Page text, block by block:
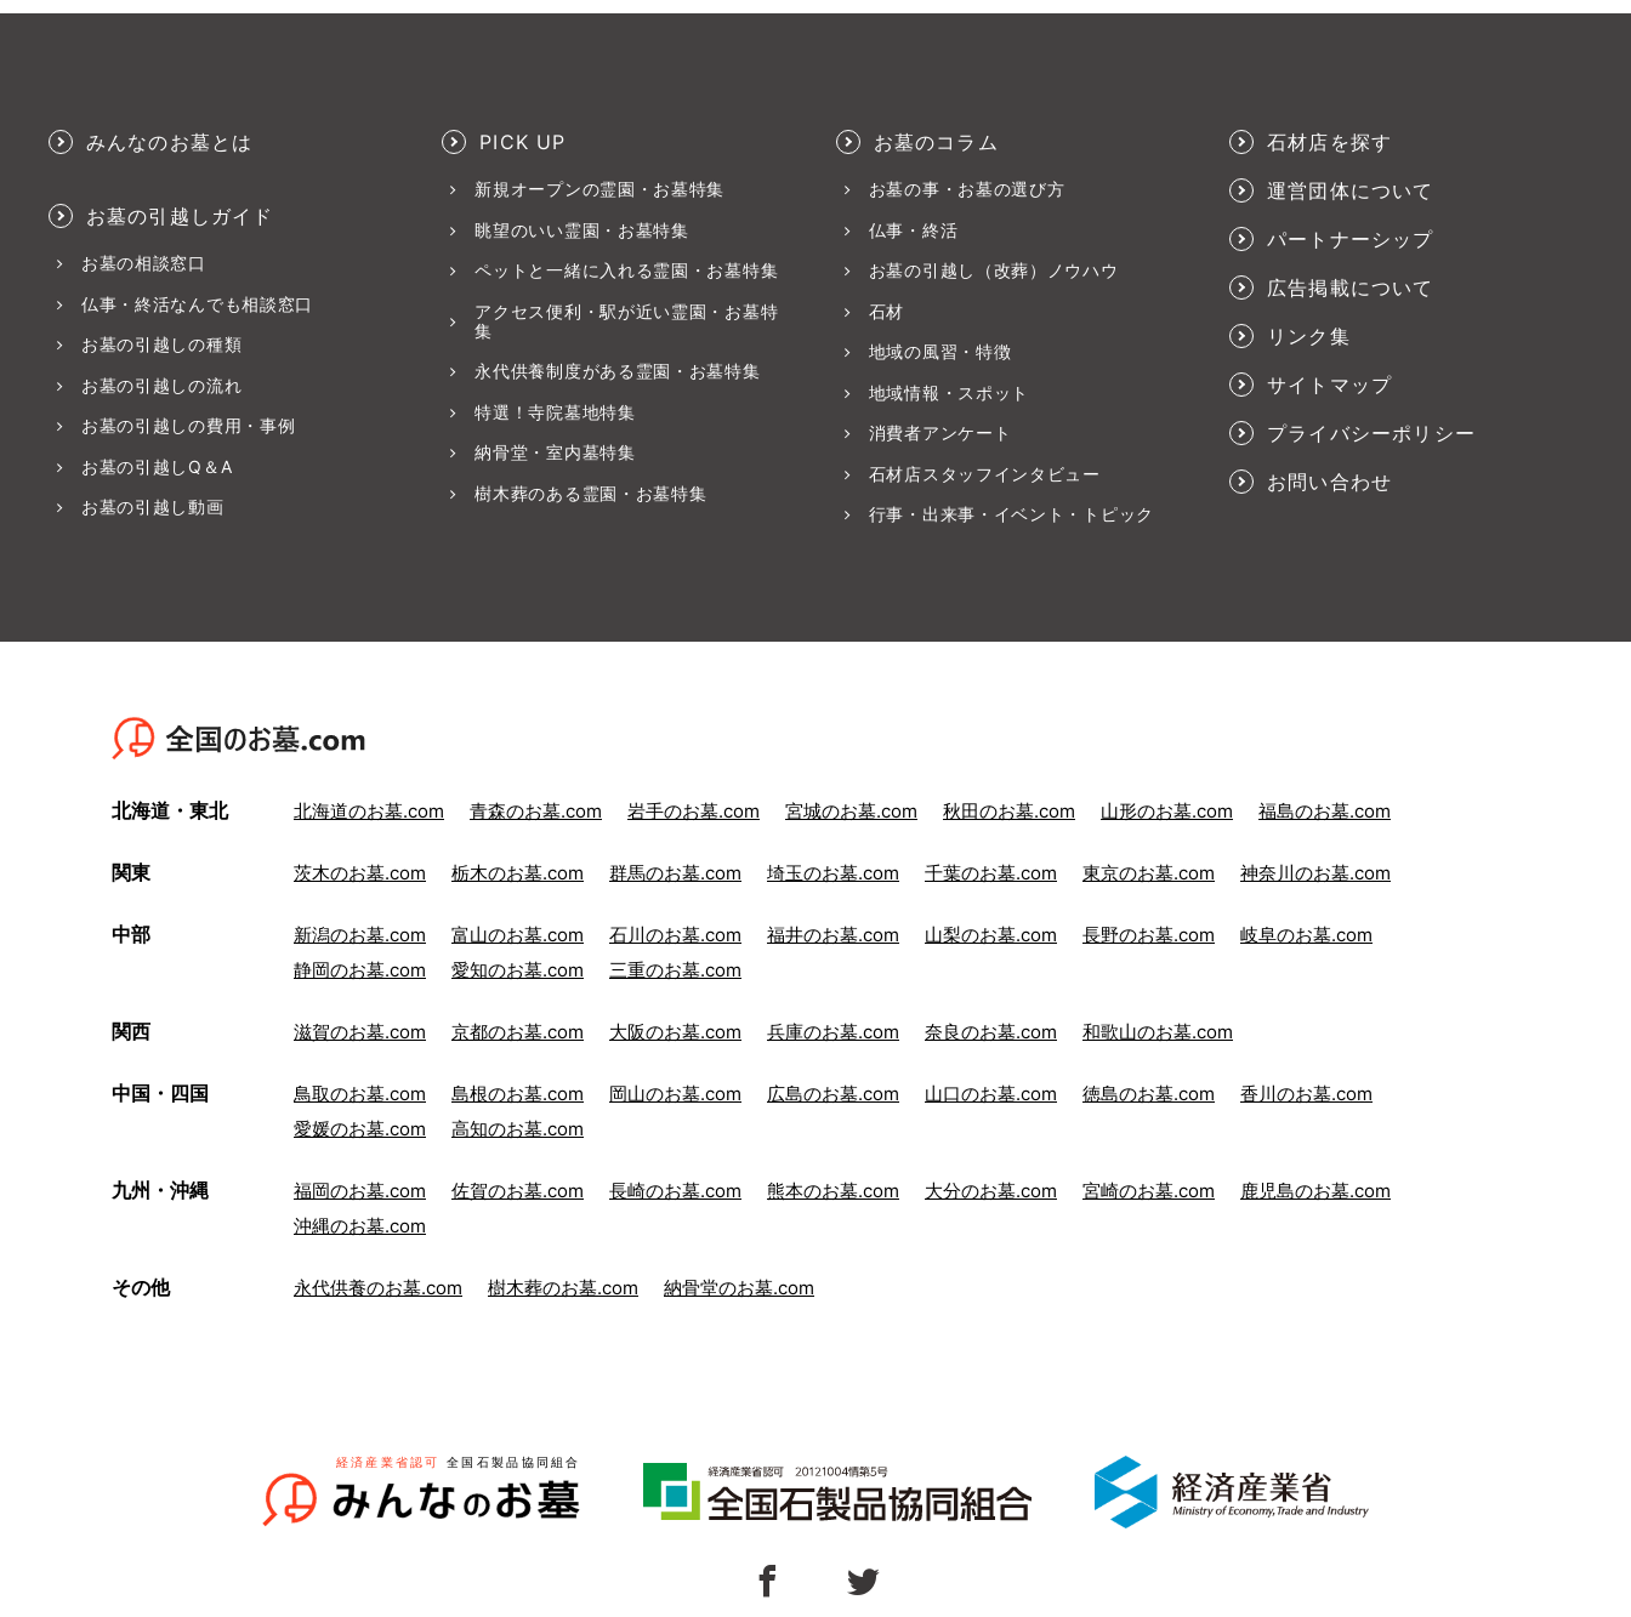
みんなのお墓とは
お墓の引越しガイド
お墓の相談窓口
仏事・終活なんでも相談窓口
お墓の引越しの種類
お墓の引越しの流れ
お墓の引越しの費用・事例
お墓の引越しQ＆A
お墓の引越し動画
PICK UP
新規オープンの霊園・お墓特集
眺望のいい霊園・お墓特集
ペットと一緒に入れる霊園・お墓特集
アクセス便利・駅が近い霊園・お墓特
集
永代供養制度がある霊園・お墓特集
特選！寺院墓地特集
納骨堂・室内墓特集
樹木葬のある霊園・お墓特集
お墓のコラム
お墓の事・お墓の選び方
仏事・終活
お墓の引越し（改葬）ノウハウ
石材
地域の風習・特徴
地域情報・スポット
消費者アンケート
石材店スタッフインタビュー
行事・出来事・イベント・トピック
石材店を探す
運営団体について
パートナーシップ
広告掲載について
リンク集
サイトマップ
プライバシーポリシー
お問い合わせ
北海道・東北 北海道のお墓.com 青森のお墓.com 岩手のお墓.com 宮城のお墓.com 秋田のお墓.com 山形のお墓.com 福島のお墓.com
関東 茨木のお墓.com 栃木のお墓.com 群馬のお墓.com 埼玉のお墓.com 千葉のお墓.com 東京のお墓.com 神奈川のお墓.com
中部 新潟のお墓.com 富山のお墓.com 石川のお墓.com 福井のお墓.com 山梨のお墓.com 長野のお墓.com
岐阜のお墓.com
静岡のお墓.com
愛知のお墓.com 三重のお墓.com
関西 滋賀のお墓.com 京都のお墓.com 大阪のお墓.com 兵庫のお墓.com 奈良のお墓.com 和歌山のお墓.com
中国・四国 鳥取のお墓.com 島根のお墓.com 岡山のお墓.com 広島のお墓.com 山口のお墓.com 徳島のお墓.com
香川のお墓.com
愛媛のお墓.com
高知のお墓.com
九州・沖縄 福岡のお墓.com 佐賀のお墓.com 長崎のお墓.com 熊本のお墓.com 大分のお墓.com 宮崎のお墓.com
鹿児島のお墓.com
沖縄のお墓.com
その他 永代供養のお墓.com 樹木葬のお墓.com 納骨堂のお墓.com